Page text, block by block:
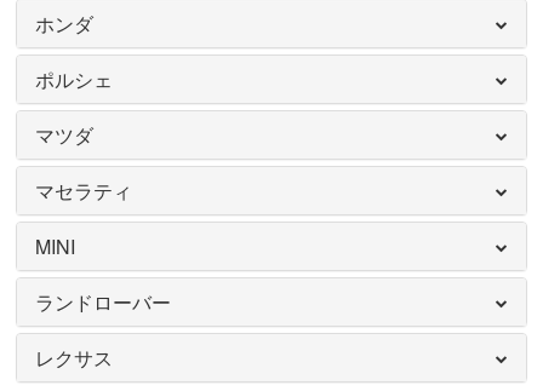
ホンダ
ポルシェ
マツダ
マセラティ
MINI
ランドローバー
レクサス